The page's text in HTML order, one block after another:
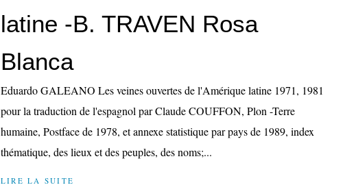
latine -B. TRAVEN Rosa
Blanca
Eduardo GALEANO Les veines ouvertes de l'Amérique latine 1971, 1981
pour la traduction de l'espagnol par Claude COUFFON, Plon -Terre
humaine, Postface de 1978, et annexe statistique par pays de 1989, index
thématique, des lieux et des peuples, des noms;...
LIRE LA SUITE